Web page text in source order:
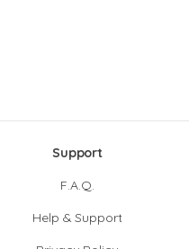
Support
F.A.Q.
Help & Support